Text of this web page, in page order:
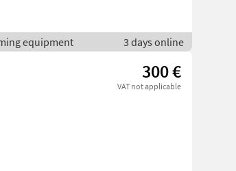
equipment 3 days online
300 €
VAT not applicable